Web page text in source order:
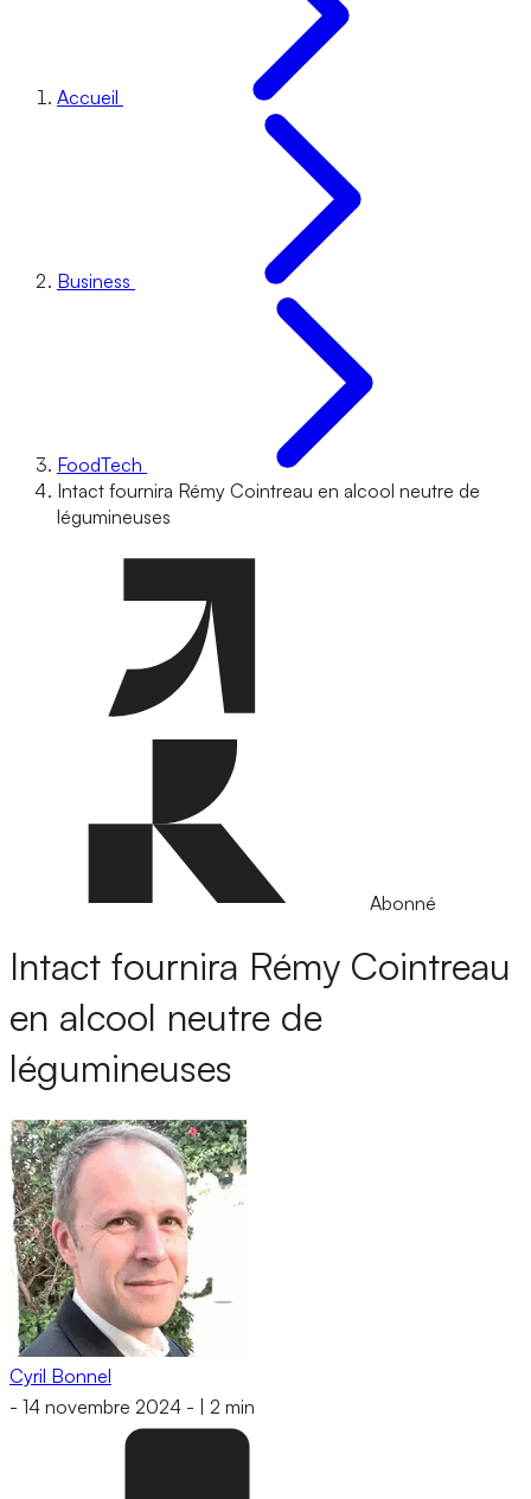
Accueil
Business
FoodTech
Intact fournira Rémy Cointreau en alcool neutre de
légumineuses
Abonné
Intact fournira Rémy Cointreau
en alcool neutre de
légumineuses
Cyril Bonnel
- 14 novembre 2024 - 2 min